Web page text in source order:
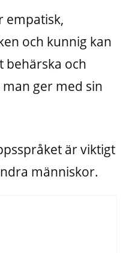
empatisk,
och kunnig kan
behärska och
ger med sin
är viktigt
människor.